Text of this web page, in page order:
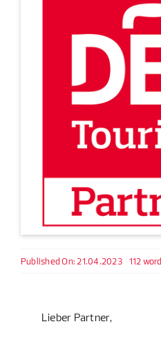
Published On: 21.04.2023 112
­Lieber Partner,